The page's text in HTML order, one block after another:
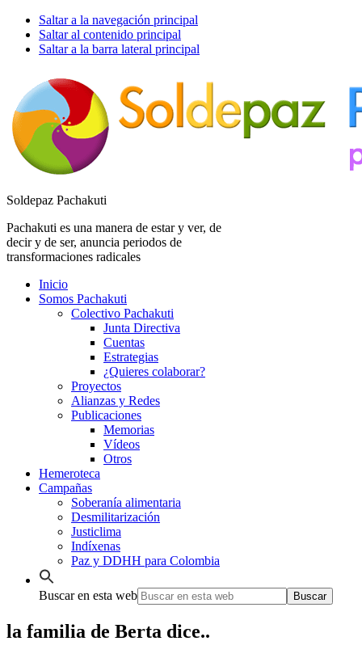
Saltar a la navegación principal
Saltar al contenido principal
Saltar a la barra lateral principal
Soldepaz Pachakuti
Pachakuti es una manera de estar y ver, de
decir y de ser, anuncia periodos de
transformaciones radicales
Inicio
Somos Pachakuti
Colectivo Pachakuti
Junta Directiva
Cuentas
Estrategias
¿Quieres colaborar?
Proyectos
Alianzas y Redes
Publicaciones
Memorias
Vídeos
Otros
Hemeroteca
Campañas
Soberanía alimentaria
Desmilitarización
Justiclima
Indíxenas
Paz y DDHH para Colombia
Buscar en esta web
la familia de Berta dice..